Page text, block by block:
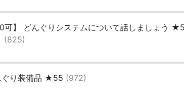
可】 どんぐりシステムについて話しましょう
(825)
ぐり装備品 ★55 (972)